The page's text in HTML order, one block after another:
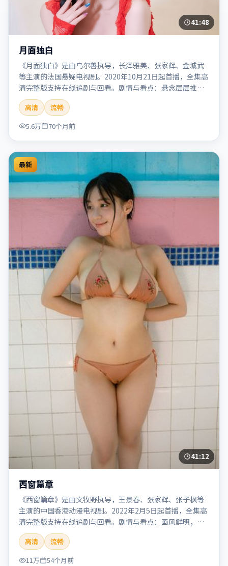
41:48
月面独白
《月面独白》是由乌尔善执导，长泽雅美、张家辉、金城武
等主演的法国悬疑电视剧。2020年10月21日起首播，全集高
清完整版支持在线追剧与回看。剧情与看点：悬念层层推
进，线索相互勾连，结局出人意料，适合推理爱好者。本片
适合检索「月面独白」「乌尔善」「悬疑」「法国」
「2020」「2020-10-21上映」等关键词的影迷阅读简介与主
创信息。
高清
流畅
5.6万
70个月前
最新
41:12
西窗篇章
《西窗篇章》是由文牧野执导，王景春、张家辉、张子枫等
主演的中国香港动漫电视剧。2022年2月5日起首播，全集高
清完整版支持在线追剧与回看。剧情与看点：画风鲜明，想
象力丰富，剧情适合青少年与动画爱好者。本片适合检索
「西窗篇章」「文牧野」「动漫」「中国香港」「2022」
「2022-02-05上映」等关键词的影迷阅读简介与主创信息。
高清
流畅
11万
54个月前